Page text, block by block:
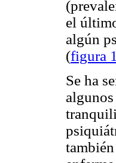
el
algún
(figura 1
Se ha